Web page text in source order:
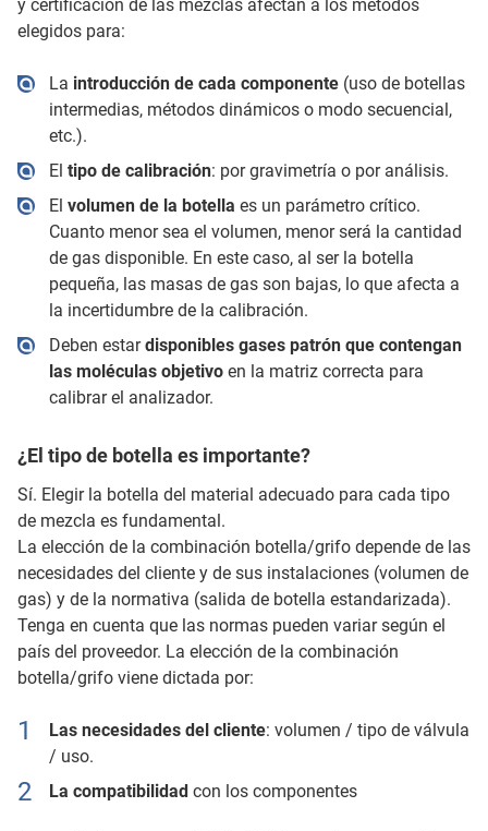
y certificación de las mezclas afectan a los métodos
elegidos para:
La introducción de cada componente(uso de botellas
intermedias, métodos dinámicos o modo secuencial,
etc.).
El tipo de calibración: por gravimetría o por análisis.
El volumen de la botella es un parámetro crítico.
Cuanto menor sea el volumen, menor será la cantidad
de gas disponible. En este caso, al ser la botella
pequeña, las masas de gas son bajas, lo que afecta a
la incertidumbre de la calibración.
Deben estardisponibles gases patrón que contengan
las moléculas objetivoen la matriz correcta para
calibrar el analizador.
¿El tipo de botella es importante?
Sí. Elegir la botella del material adecuado para cada tipo
de mezcla es fundamental.
La elección de la combinación botella/grifo depende de las
necesidades del cliente y de sus instalaciones (volumen de
gas) y de la normativa (salida de botella estandarizada).
Tenga en cuenta que las normas pueden variar según el
país del proveedor. La elección de la combinación
botella/grifo viene dictada por:
Las necesidades del cliente: volumen / tipo de válvula
/ uso.
La compatibilidadcon los componentes